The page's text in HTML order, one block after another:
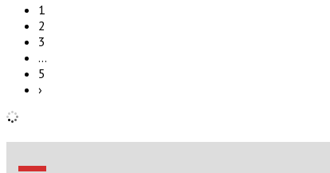
1
2
3
…
5
›